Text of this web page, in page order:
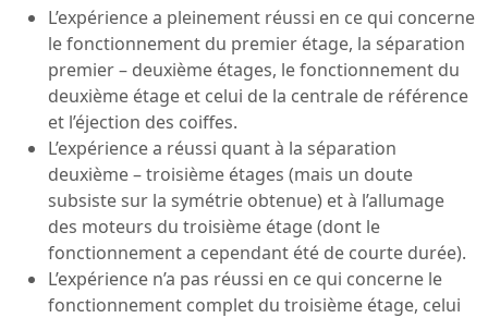
L’expérience a pleinement réussi en ce qui concerne
le fonctionnement du premier étage, la séparation
premier – deuxième étages, le fonctionnement du
deuxième étage et celui de la centrale de référence
et l’éjection des coiffes.
L’expérience a réussi quant à la séparation
deuxième – troisième étages (mais un doute
subsiste sur la symétrie obtenue) et à l’allumage
des moteurs du troisième étage (dont le
fonctionnement a cependant été de courte durée).
L’expérience n’a pas réussi en ce qui concerne le
fonctionnement complet du troisième étage, celui